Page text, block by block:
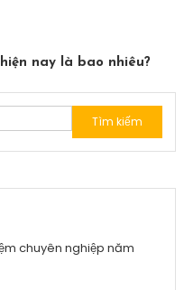
nay là bao nhiêu?
Tìm
kiếm
chuyên nghiệp năm